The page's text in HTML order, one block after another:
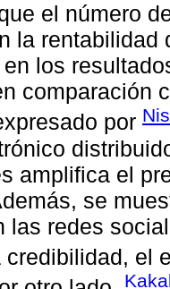
el número
la rentabilidad
los
comparación
por
amplifica el
se
las redes
el